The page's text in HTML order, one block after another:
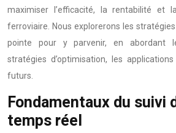
maximiser l’efficacité, la rentabilité et
ferroviaire. Nous explorerons les
pointe pour y parvenir, en abordant
stratégies d’optimisation, les
futurs.
Fondamentaux du suivi
temps réel